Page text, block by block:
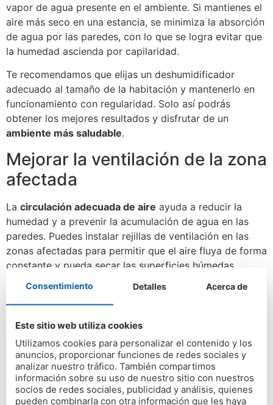
vapor de agua presente en el ambiente. Si mantienes el
aire más seco en una estancia, se minimiza la absorción
de agua por las paredes, con lo que se logra evitar que
la humedad ascienda por capilaridad.
Te recomendamos que elijas un deshumidificador
adecuado al tamaño de la habitación y mantenerlo en
funcionamiento con regularidad. Solo así podrás
obtener los mejores resultados y disfrutar de un
ambiente más saludable.
Mejorar la ventilación de la zona
afectada
La circulación adecuada de aire ayuda a reducir la
humedad y a prevenir la acumulación de agua en las
paredes. Puedes instalar rejillas de ventilación en las
zonas afectadas para permitir que el aire fluya de forma
constante y pueda secar las superficies húmedas.
También es muy recomendablemantener abiertas las
ventanas, especialmente en los días más secos y
perfecto para este proceso, ya que aceleran la
evaporación del agua.
Si quieres eliminar la humedad por capilaridad de
manera definitiva, ponte en contacto con nosotros.
Acabamos con todos los problemas de humedady te
Consentimiento Detalles Acerca de
Este sitio web utiliza cookies
Utilizamos cookies para personalizar el contenido y los
anuncios, proporcionar funciones de redes sociales y
analizar nuestro tráfico. También compartimos
información sobre su uso de nuestro sitio con nuestros
socios de redes sociales, publicidad y análisis, quienes
pueden combinarla con otra información que les haya